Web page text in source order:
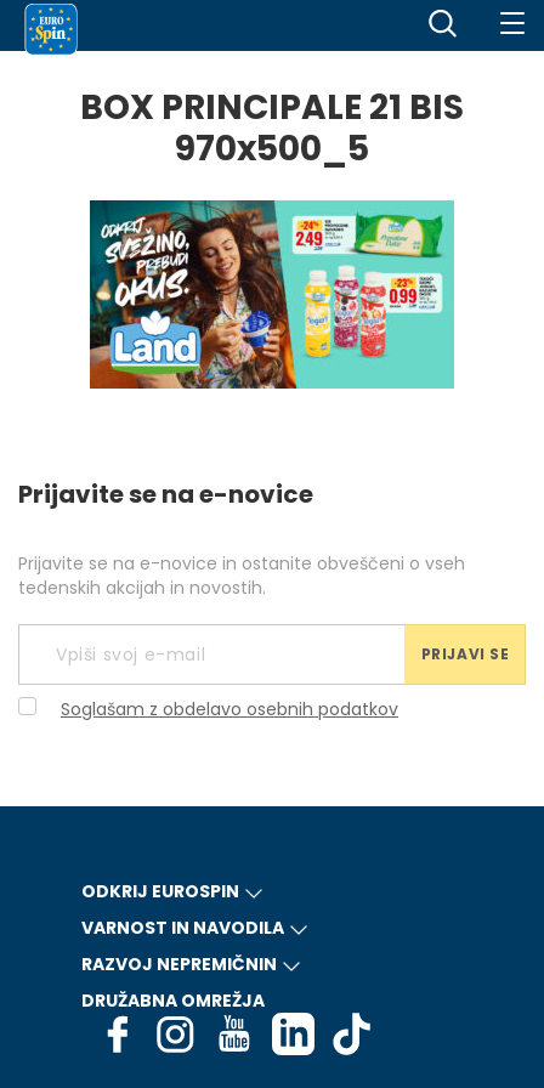
BOX PRINCIPALE 21 BIS
970x500_5
Prijavite se na e-novice
Prijavite se na e-novice in ostanite obveščeni o vseh
tedenskih akcijah in novostih.
PRIJAVI SE
Soglašam z obdelavo osebnih podatkov
ODKRIJ EUROSPIN
VARNOST IN NAVODILA
RAZVOJ NEPREMIČNIN
DRUŽABNA OMREŽJA